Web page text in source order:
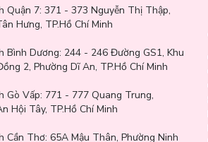
Quận 7: 371 - 373 Nguyễn Thị Thập,
Hưng, TP.Hồ Chí Minh
Bình Dương: 244 - 246 Đường GS1, Khu
2, Phường Dĩ An, TP.Hồ Chí Minh
Gò Vấp: 771 - 777 Quang Trung,
Hội Tây, TP.Hồ Chí Minh
Cần Thơ: 65A Mậu Thân, Phường Ninh